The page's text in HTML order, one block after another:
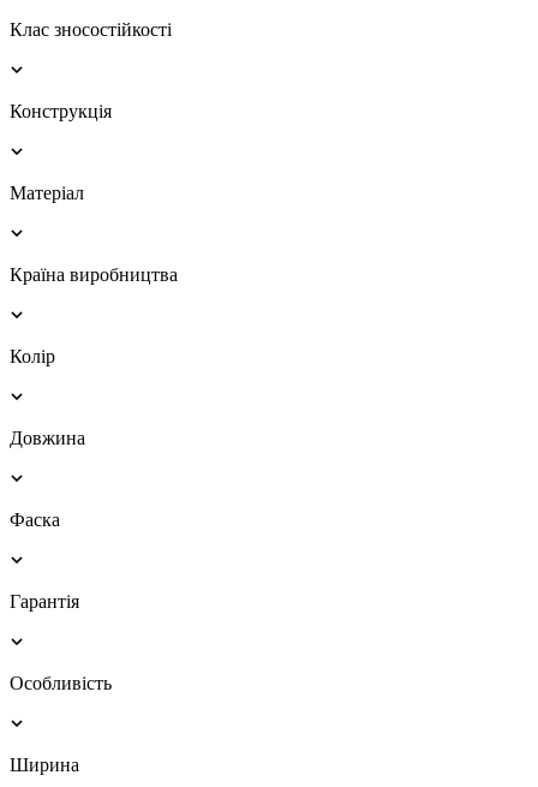
Клас зносостійкості
Конструкція
Матеріал
Країна виробництва
Колір
Довжина
Фаска
Гарантія
Особливість
Ширина